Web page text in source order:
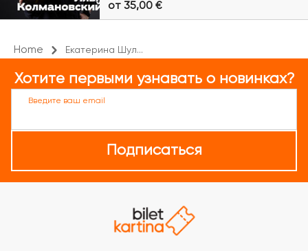
от 35,00 €
Home Екатерина Шул...
Хотите первыми узнавать о новинках?
Введите ваш email
Подписаться